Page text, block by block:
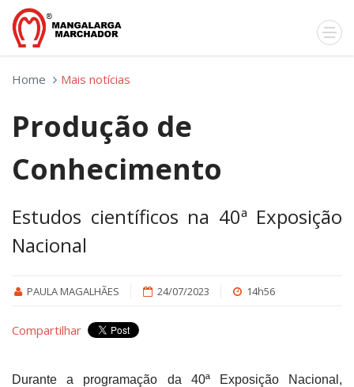
Home Mais notícias
Produção de
Conhecimento
Estudos científicos na 40ª Exposição
Nacional
PAULA MAGALHÃES 24/07/2023 14h56
Compartilhar
Durante a programação da 40ª Exposição Nacional,